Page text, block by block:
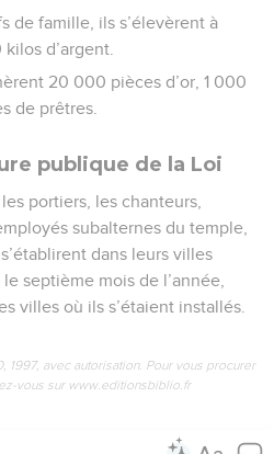
de famille, ils s’élevèrent à
d’argent.
20 000 pièces d’or, 1 000
de prêtres.
publique de la Loi
portiers, les chanteurs,
subalternes du temple,
dans leurs villes
septième mois de l’année,
villes où ils s’étaient installés.
1997, avec autorisation. Pour vous procurer
vous sur www.editionsbiblio.fr